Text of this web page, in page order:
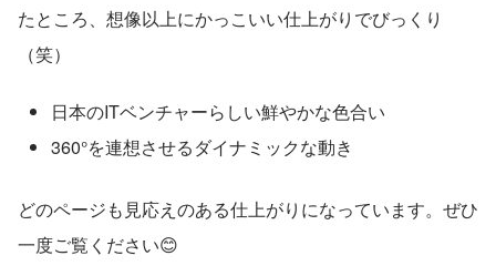
たところ、想像以上にかっこいい仕上がりでびっくり
（笑）
日本のITベンチャーらしい鮮やかな色合い
360°を連想させるダイナミックな動き
どのページも見応えのある仕上がりになっています。ぜひ
一度ご覧ください😊